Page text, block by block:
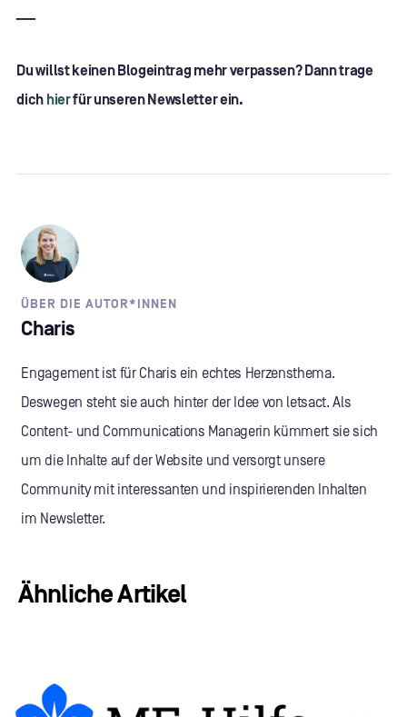
Du willst keinen Blogeintrag mehr verpassen? Dann trage
dich hierfür unseren Newsletter ein.
ÜBER DIE AUTOR*INNEN
Charis
Engagement ist für Charis ein echtes Herzensthema.
Deswegen steht sie auch hinter der Idee von letsact. Als
Content- und Communications Managerin kümmert sie sich
um die Inhalte auf der Website und versorgt unsere
Community mit interessanten und inspirierenden Inhalten
im Newsletter.
Ähnliche Artikel